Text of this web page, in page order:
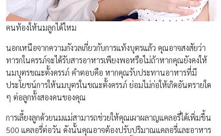
คนท้องให้นมลูกได้ไหม
นอกเหนือจากความกังวลเกี่ยวกับการแท้งบุตรแล้ว คุณอาจสงสัยว่า
ทารกในครรภ์จะได้รับสารอาหารเพียงพอหรือไม่ถ้าหากคุณยังคงให้
นมบุตรขณะตั้งครรภ์ คำตอบคือ หากคุณรับประทานอาหารที่มี
ประโยชน์การให้นมบุตรในขณะตั้งครรภ์ ย่อมไม่ก่อให้เกิดอันตรายใด
ๆ ต่อลูกทั้งสองคนของคุณ
การเลี้ยงลูกด้วยนมแม่สามารถช่วยให้คุณเผาผลาญแคลอรี่ได้เพิ่มขึ้น
500 แคลอรี่ต่อวัน ดังนั้นคุณอาจต้องปรับปริมาณแคลอรี่และอาหาร